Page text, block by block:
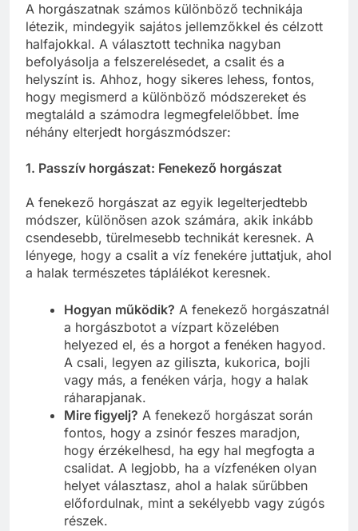
A horgászatnak számos különböző technikája
létezik, mindegyik sajátos jellemzőkkel és célzott
halfajokkal. A választott technika nagyban
befolyásolja a felszerelésedet, a csalit és a
helyszínt is. Ahhoz, hogy sikeres lehess, fontos,
hogy megismerd a különböző módszereket és
megtaláld a számodra legmegfelelőbbet. Íme
néhány elterjedt horgászmódszer:
1. Passzív horgászat: Fenekező horgászat
A fenekező horgászat az egyik legelterjedtebb
módszer, különösen azok számára, akik inkább
csendesebb, türelmesebb technikát keresnek. A
lényege, hogy a csalit a víz fenekére juttatjuk, ahol
a halak természetes táplálékot keresnek.
Hogyan működik? A fenekező horgászatnál
a horgászbotot a vízpart közelében
helyezed el, és a horgot a fenéken hagyod.
A csali, legyen az giliszta, kukorica, bojli
vagy más, a fenéken várja, hogy a halak
ráharapjanak.
Mire figyelj? A fenekező horgászat során
fontos, hogy a zsinór feszes maradjon,
hogy érzékelhesd, ha egy hal megfogta a
csalidat. A legjobb, ha a vízfenéken olyan
helyet választasz, ahol a halak sűrűbben
előfordulnak, mint a sekélyebb vagy zúgós
részek.